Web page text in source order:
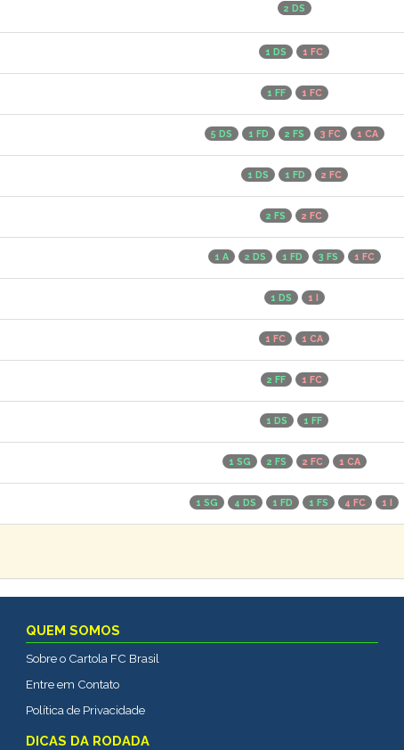
2 DS
1 DS 1 FC
1 FF 1 FC
5 DS 1 FD 2 FS 3 FC 1 CA
1 DS 1 FD 2 FC
2 FS 2 FC
1 A 2 DS 1 FD 3 FS 1 FC
1 DS 1 I
1 FC 1 CA
2 FF 1 FC
1 DS 1 FF
1 SG 2 FS 2 FC 1 CA
1 SG 4 DS 1 FD 1 FS 4 FC 1 I
QUEM SOMOS
Sobre o Cartola FC Brasil
Entre em Contato
Política de Privacidade
DICAS DA RODADA